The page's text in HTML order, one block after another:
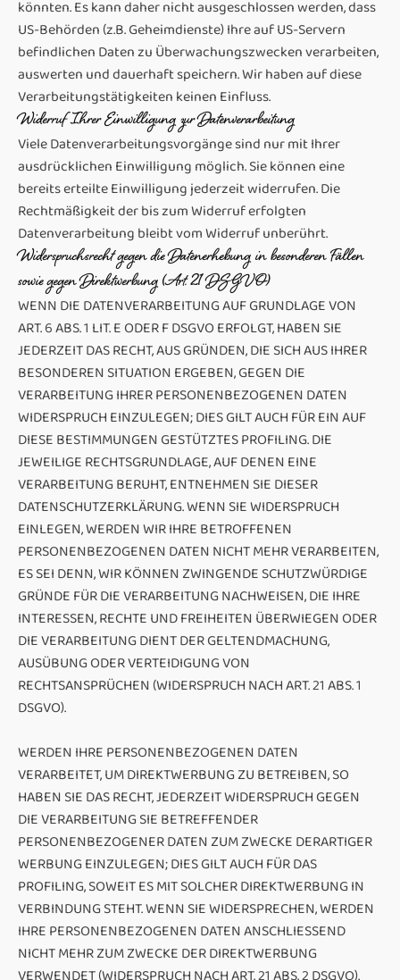
könnten. Es kann daher nicht ausgeschlossen werden, dass
US-Behörden (z.B. Geheimdienste) Ihre auf US-Servern
befindlichen Daten zu Überwachungszwecken verarbeiten,
auswerten und dauerhaft speichern. Wir haben auf diese
Verarbeitungstätigkeiten keinen Einfluss.
Widerruf Ihrer Einwilligung zur Datenverarbeitung
Viele Datenverarbeitungsvorgänge sind nur mit Ihrer
ausdrücklichen Einwilligung möglich. Sie können eine
bereits erteilte Einwilligung jederzeit widerrufen. Die
Rechtmäßigkeit der bis zum Widerruf erfolgten
Datenverarbeitung bleibt vom Widerruf unberührt.
Widerspruchsrecht gegen die Datenerhebung in besonderen Fällen
sowie gegen Direktwerbung (Art. 21 DSGVO)
WENN DIE DATENVERARBEITUNG AUF GRUNDLAGE VON
ART. 6 ABS. 1 LIT. E ODER F DSGVO ERFOLGT, HABEN SIE
JEDERZEIT DAS RECHT, AUS GRÜNDEN, DIE SICH AUS IHRER
BESONDEREN SITUATION ERGEBEN, GEGEN DIE
VERARBEITUNG IHRER PERSONENBEZOGENEN DATEN
WIDERSPRUCH EINZULEGEN; DIES GILT AUCH FÜR EIN AUF
DIESE BESTIMMUNGEN GESTÜTZTES PROFILING. DIE
JEWEILIGE RECHTSGRUNDLAGE, AUF DENEN EINE
VERARBEITUNG BERUHT, ENTNEHMEN SIE DIESER
DATENSCHUTZERKLÄRUNG. WENN SIE WIDERSPRUCH
EINLEGEN, WERDEN WIR IHRE BETROFFENEN
PERSONENBEZOGENEN DATEN NICHT MEHR VERARBEITEN,
ES SEI DENN, WIR KÖNNEN ZWINGENDE SCHUTZWÜRDIGE
GRÜNDE FÜR DIE VERARBEITUNG NACHWEISEN, DIE IHRE
INTERESSEN, RECHTE UND FREIHEITEN ÜBERWIEGEN ODER
DIE VERARBEITUNG DIENT DER GELTENDMACHUNG,
AUSÜBUNG ODER VERTEIDIGUNG VON
RECHTSANSPRÜCHEN (WIDERSPRUCH NACH ART. 21 ABS. 1
DSGVO).
WERDEN IHRE PERSONENBEZOGENEN DATEN
VERARBEITET, UM DIREKTWERBUNG ZU BETREIBEN, SO
HABEN SIE DAS RECHT, JEDERZEIT WIDERSPRUCH GEGEN
DIE VERARBEITUNG SIE BETREFFENDER
PERSONENBEZOGENER DATEN ZUM ZWECKE DERARTIGER
WERBUNG EINZULEGEN; DIES GILT AUCH FÜR DAS
PROFILING, SOWEIT ES MIT SOLCHER DIREKTWERBUNG IN
VERBINDUNG STEHT. WENN SIE WIDERSPRECHEN, WERDEN
IHRE PERSONENBEZOGENEN DATEN ANSCHLIESSEND
NICHT MEHR ZUM ZWECKE DER DIREKTWERBUNG
VERWENDET (WIDERSPRUCH NACH ART. 21 ABS. 2 DSGVO).